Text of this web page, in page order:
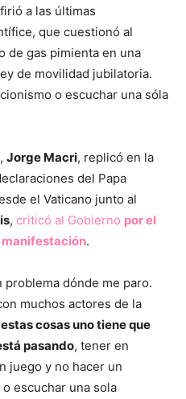
a las últimas
que cuestionó al
de gas pimienta en una
de movilidad jubilatoria.
o escuchar una sóla
Jorge Macri, replicó en la
del Papa
el Vaticano junto al
, criticó al Gobierno por el
manifestación.
problema dónde me paro.
muchos actores de la
cosas uno tiene que
pasando, tener en
juego y no hacer un
escuchar una sola